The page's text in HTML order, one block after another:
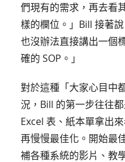
們現有的需求，再去看
樣的欄位。」Bill 接著
也沒辦法直接講出一個
確的 SOP。」
對於這種「大家心目中
況，Bill 的第一步往往
Excel 表、紙本單拿出
再慢慢最佳化。開始最
補各種系統的影片、教